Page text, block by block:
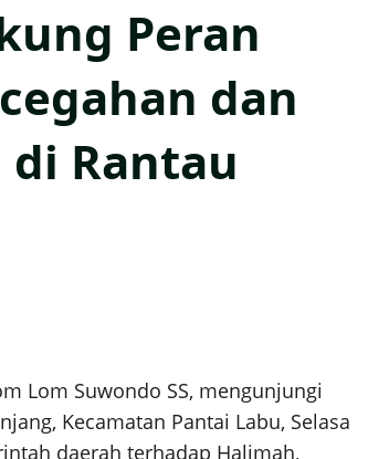
Peran
dan
Rantau
Lom Suwondo SS, mengunjungi
Kecamatan Pantai Labu, Selasa
daerah terhadap Halimah,